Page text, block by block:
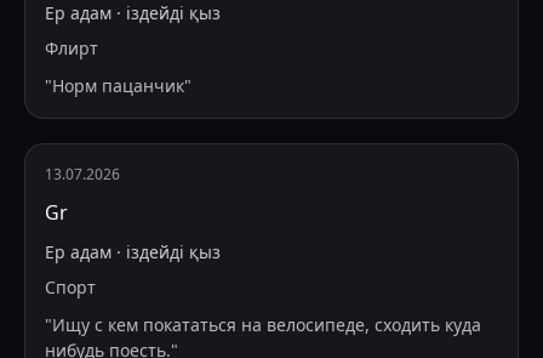
Ер адам · іздейді қыз
Флирт
"Норм пацанчик"
13.07.2026
Gr
Ер адам · іздейді қыз
Спорт
"Ищу с кем покататься на велосипеде, сходить куда
нибудь поесть."